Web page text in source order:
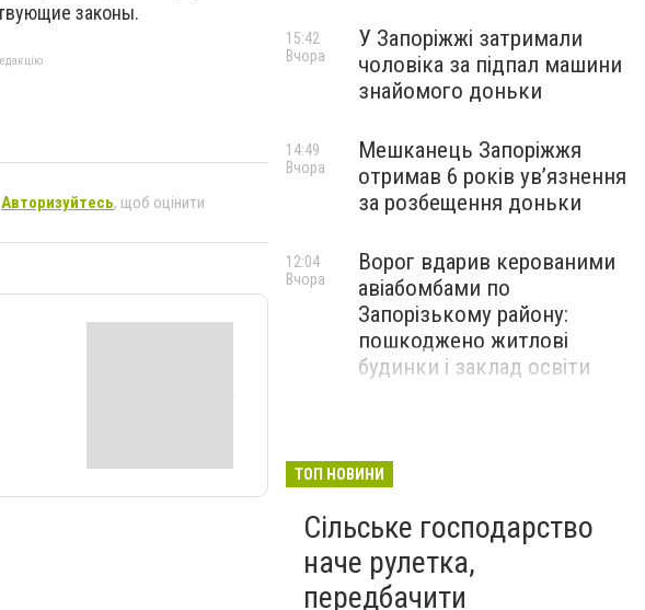
законы.
Авторизуйтесь, щоб оцінити
У Запоріжжі затримали
чоловіка за підпал машини
знайомого доньки
15:42
Вчора
Мешканець Запоріжжя
отримав 6 років увʼязнення
за розбещення доньки
14:49
Вчора
Ворог вдарив керованими
авіабомбами по
Запорізькому району:
пошкоджено житлові
будинки і заклад освіти
12:04
Вчора
ТОП НОВИНИ
Сільське господарство
наче рулетка,
передбачити